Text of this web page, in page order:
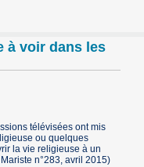
à voir dans les
télévisées ont mis
ou quelques
la vie religieuse à un
n°283, avril 2015)